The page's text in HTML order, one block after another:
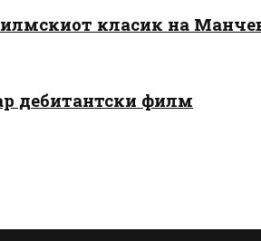
класик на
дебитантски филм